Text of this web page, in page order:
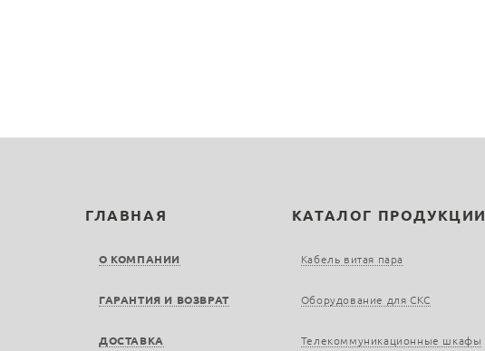
ГЛАВНАЯ
О КОМПАНИИ
ГАРАНТИЯ И ВОЗВРАТ
ДОСТАВКА
КАТАЛОГ ПРОДУКЦИИ
Кабель витая пара
Оборудование для СКС
Телекоммуникационные шкафы